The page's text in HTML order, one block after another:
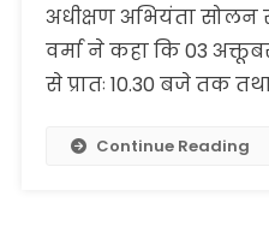
अधीक्षण अभियंता सोलन
वर्मा ने कहा कि 03
से प्रातः 10.30 बजे तक
Continue Reading